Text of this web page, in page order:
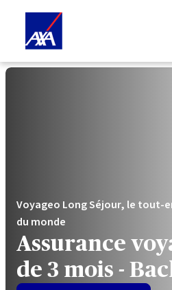
Voyageo Long Séjour, le tout-
du monde
Assurance
de 3 mois -